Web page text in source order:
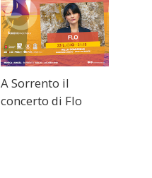
A Sorrento il
concerto di Flo